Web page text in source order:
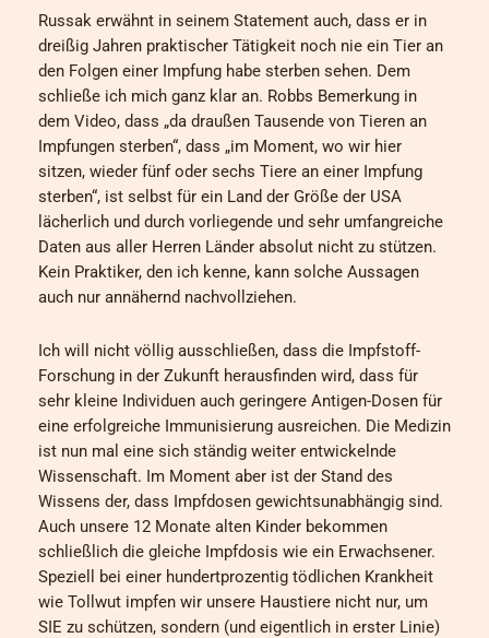
Russak erwähnt in seinem Statement auch, dass er in
dreißig Jahren praktischer Tätigkeit noch nie ein Tier an
den Folgen einer Impfung habe sterben sehen. Dem
schließe ich mich ganz klar an. Robbs Bemerkung in
dem Video, dass „da draußen Tausende von Tieren an
Impfungen sterben“, dass „im Moment, wo wir hier
sitzen, wieder fünf oder sechs Tiere an einer Impfung
sterben“, ist selbst für ein Land der Größe der USA
lächerlich und durch vorliegende und sehr umfangreiche
Daten aus aller Herren Länder absolut nicht zu stützen.
Kein Praktiker, den ich kenne, kann solche Aussagen
auch nur annähernd nachvollziehen.
Ich will nicht völlig ausschließen, dass die Impfstoff-
Forschung in der Zukunft herausfinden wird, dass für
sehr kleine Individuen auch geringere Antigen-Dosen für
eine erfolgreiche Immunisierung ausreichen. Die Medizin
ist nun mal eine sich ständig weiter entwickelnde
Wissenschaft. Im Moment aber ist der Stand des
Wissens der, dass Impfdosen gewichtsunabhängig sind.
Auch unsere 12 Monate alten Kinder bekommen
schließlich die gleiche Impfdosis wie ein Erwachsener.
Speziell bei einer hundertprozentig tödlichen Krankheit
wie Tollwut impfen wir unsere Haustiere nicht nur, um
SIE zu schützen, sondern (und eigentlich in erster Linie)